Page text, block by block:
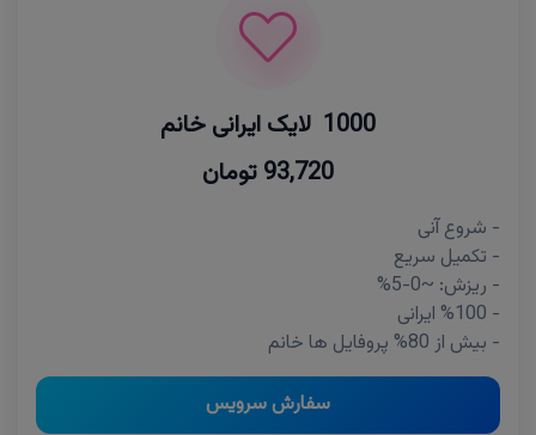
1000 لایک ایرانی خانم
93,720 تومان
- شروع آنی
- تکمیل سریع
- ریزش: ~0-5%
- %100 ایرانی
- بیش از 80% پروفایل ها خانم
سفارش سرویس